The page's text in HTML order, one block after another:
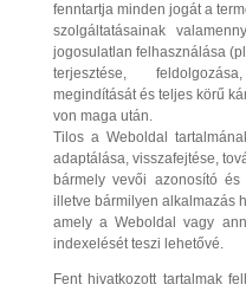
fenntartja minden jogát a
szolgáltatásainak
jogosulatlan felhasználása
terjesztése,
megindítását és teljes körű
von maga után.
Tilos a Weboldal
adaptálása, visszafejtése,
bármely vevői azonosító
illetve bármilyen alkalmazás
amely a Weboldal vagy
indexelését teszi lehetővé.
Fent hivatkozott tartalmak